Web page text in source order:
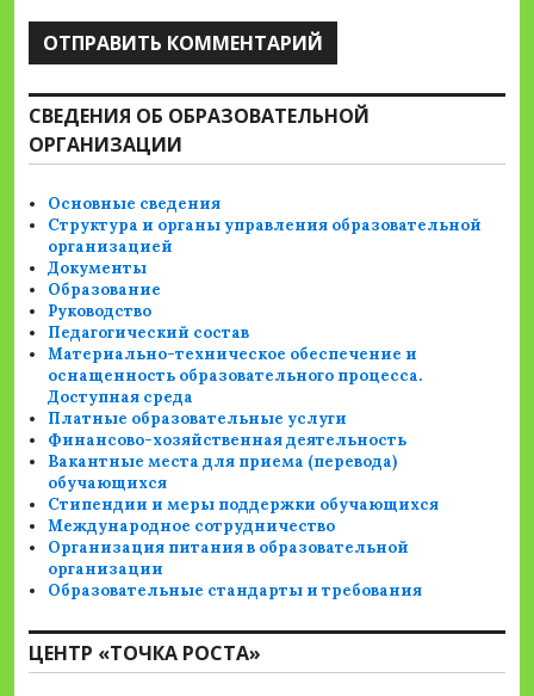
СВЕДЕНИЯ ОБ ОБРАЗОВАТЕЛЬНОЙ
ОРГАНИЗАЦИИ
Основные сведения
Структура и органы управления образовательной
организацией
Документы
Образование
Руководство
Педагогический состав
Материально-техническое обеспечение и
оснащенность образовательного процесса.
Доступная среда
Платные образовательные услуги
Финансово-хозяйственная деятельность
Вакантные места для приема (перевода)
обучающихся
Стипендии и меры поддержки обучающихся
Международное сотрудничество
Организация питания в образовательной
организации
Образовательные стандарты и требования
ЦЕНТР «ТОЧКА РОСТА»